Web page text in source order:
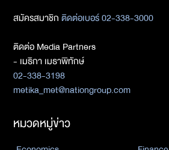
สมัครสมาชิกติดต่อเบอร์ 02-338-3000
ติดต่อ Media Partners
- เมธิกา เมธาพิทักษ์
02-338-3198
metika_met@nationgroup.com
หมวดหมู่ข่าว